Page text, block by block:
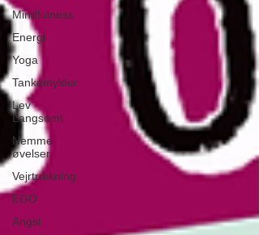
Mindfulness
Energi
Yoga
Tankemylder
Lev
Langsomt
Nemme
øvelser
Vejrtrækning
EGO
Angst